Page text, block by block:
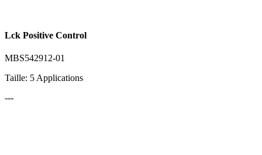
Lck Positive Control
MBS542912-01
Taille: 5 Applications
---